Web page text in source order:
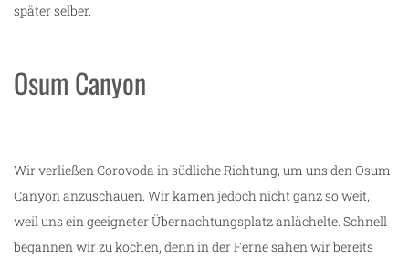
später selber.
Osum Canyon
Wir verließen Corovoda in südliche Richtung, um uns den Osum
Canyon anzuschauen. Wir kamen jedoch nicht ganz so weit,
weil uns ein geeigneter Übernachtungsplatz anlächelte. Schnell
begannen wir zu kochen, denn in der Ferne sahen wir bereits